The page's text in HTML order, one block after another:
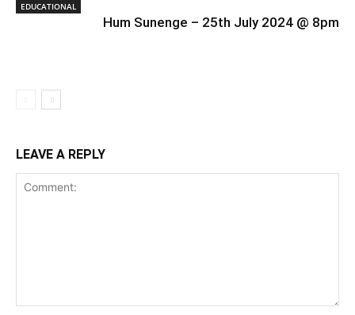
EDUCATIONAL
Hum Sunenge – 25th July 2024 @ 8pm
LEAVE A REPLY